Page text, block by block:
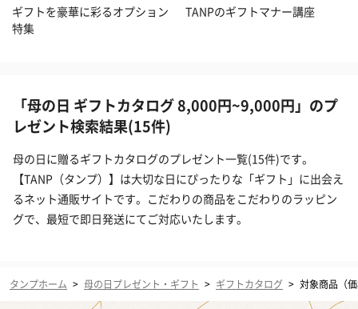
ギフトを豪華に彩るオプション
特集
TANPのギフトマナー講座
「母の日 ギフトカタログ 8,000円~9,000円」のプ
レゼント検索結果(15件)
母の日に贈るギフトカタログのプレゼント一覧(15件)です。
【TANP（タンプ）】は大切な日にぴったりな「ギフト」に出会え
るネット通販サイトです。こだわりの商品をこだわりのラッピン
グで、最短で即日発送にてご対応いたします。
タンプホーム > 母の日プレゼント・ギフト > ギフトカタログ > 対象商品（